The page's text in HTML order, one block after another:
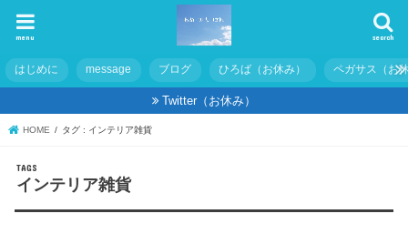
search
menu
はじめに message ブログ ひろば（お休み） ペガサス（お
Twitter（お休み）
HOME タグ : インテリア雑貨
インテリア雑貨